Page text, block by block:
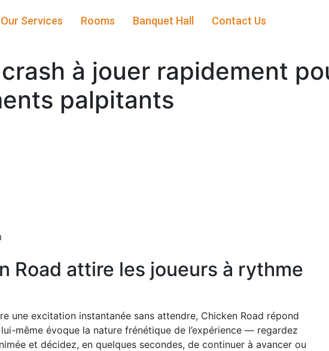
Our Services Rooms Banquet Hall Contact Us
à jouer rapidement
palpitants
Road attire les joueurs à rythme
une excitation instantanée sans attendre, Chicken Road répond
même évoque la nature frénétique de l’expérience — regardez
et décidez, en quelques secondes, de continuer à avancer ou